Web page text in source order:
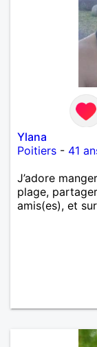
Ylana
Poitiers - 41
J’adore
plage,
amis(es), et